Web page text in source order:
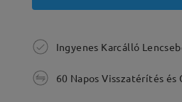
Ingyenes Karcálló
60 Napos Visszatérítés és